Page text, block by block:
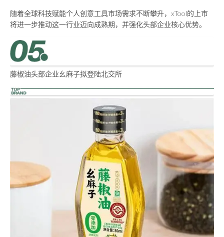
随着全球科技赋能个人创意工具市场需求不断攀升，xTool的上市
将进一步推动这一行业迈向成熟期，并强化头部企业核心优势。
藤椒油头部企业幺麻子拟登陆北交所